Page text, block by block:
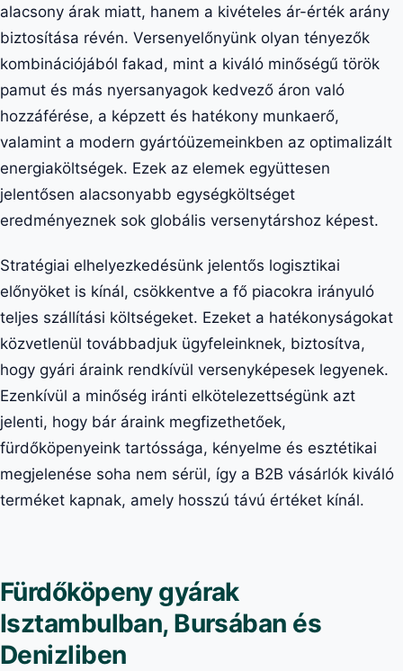
alacsony árak miatt, hanem a kivételes ár-érték arány
biztosítása révén. Versenyelőnyünk olyan tényezők
kombinációjából fakad, mint a kiváló minőségű török
pamut és más nyersanyagok kedvező áron való
hozzáférése, a képzett és hatékony munkaerő,
valamint a modern gyártóüzemeinkben az optimalizált
energiaköltségek. Ezek az elemek együttesen
jelentősen alacsonyabb egységköltséget
eredményeznek sok globális versenytárshoz képest.
Stratégiai elhelyezkedésünk jelentős logisztikai
előnyöket is kínál, csökkentve a fő piacokra irányuló
teljes szállítási költségeket. Ezeket a hatékonyságokat
közvetlenül továbbadjuk ügyfeleinknek, biztosítva,
hogy gyári áraink rendkívül versenyképesek legyenek.
Ezenkívül a minőség iránti elkötelezettségünk azt
jelenti, hogy bár áraink megfizethetőek,
fürdőköpenyeink tartóssága, kényelme és esztétikai
megjelenése soha nem sérül, így a B2B vásárlók kiváló
terméket kapnak, amely hosszú távú értéket kínál.
Fürdőköpeny gyárak
Isztambulban, Bursában és
Denizliben